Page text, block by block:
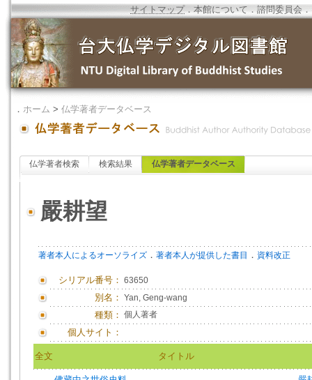
サイトマップ．本館について ．諮問委員会 ．
． ホーム > 仏学著者データベース
仏学著者検索 検索結果 仏学著者データベース
嚴耕望
著者本人によるオーソライズ ． 著者本人が提供した書目 ． 資料改正
シリアル番号： 63650
別名： Yan, Geng-wang
種類： 個人著者
個人サイト：
全文 タイトル